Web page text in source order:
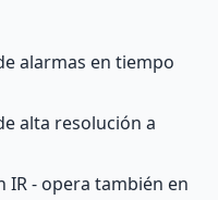
alarmas en tiempo
alta resolución a
IR - opera también en